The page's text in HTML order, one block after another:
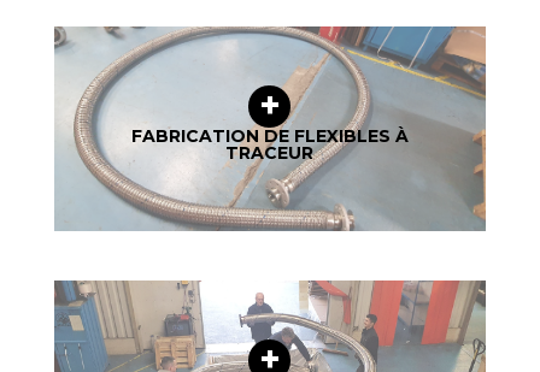
FABRICATION DE FLEXIBLES À
TRACEUR